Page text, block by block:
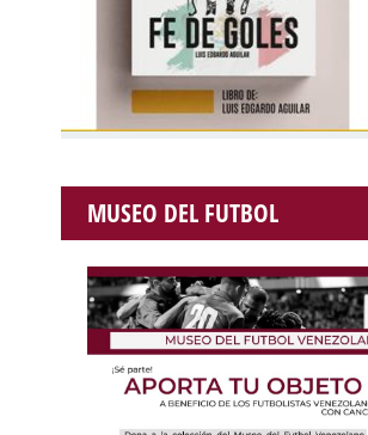
MUSEO DEL FUTBOL